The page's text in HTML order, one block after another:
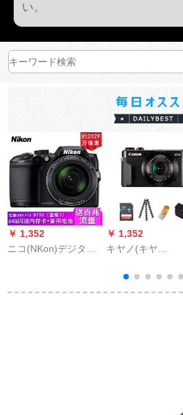
い。
￥ 1,352
ニコ(NKon)デジタル
ジタルカーメラット3
￥ 1,352
キヤノ(キヤ
Mark IIデカルメー
2010万画素32 G